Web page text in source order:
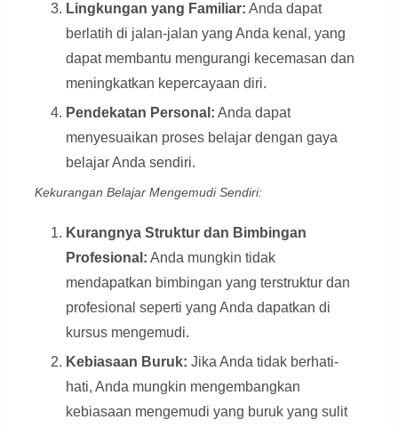
Lingkungan yang Familiar: Anda dapat
berlatih di jalan-jalan yang Anda kenal, yang
dapat membantu mengurangi kecemasan dan
meningkatkan kepercayaan diri.
Pendekatan Personal: Anda dapat
menyesuaikan proses belajar dengan gaya
belajar Anda sendiri.
Kekurangan Belajar Mengemudi Sendiri:
Kurangnya Struktur dan Bimbingan
Profesional: Anda mungkin tidak
mendapatkan bimbingan yang terstruktur dan
profesional seperti yang Anda dapatkan di
kursus mengemudi.
Kebiasaan Buruk: Jika Anda tidak berhati-
hati, Anda mungkin mengembangkan
kebiasaan mengemudi yang buruk yang sulit